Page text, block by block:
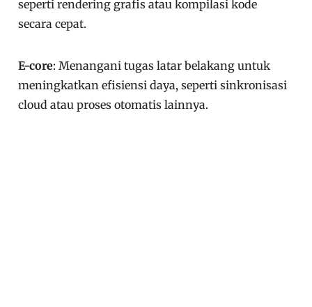
seperti rendering grafis atau kompilasi kode
secara cepat.
E-core: Menangani tugas latar belakang untuk
meningkatkan efisiensi daya, seperti sinkronisasi
cloud atau proses otomatis lainnya.